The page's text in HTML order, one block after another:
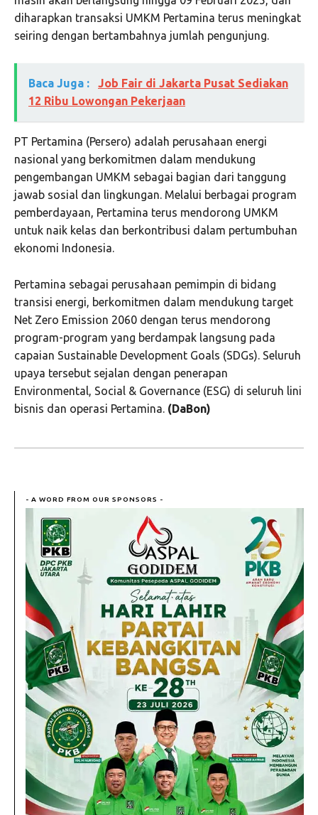
diharapkan transaksi UMKM Pertamina terus meningkat
seiring dengan bertambahnya jumlah pengunjung.
Baca Juga :
Job Fair di Jakarta Pusat Sediakan
12 Ribu Lowongan Pekerjaan
PT Pertamina (Persero) adalah perusahaan energi
nasional yang berkomitmen dalam mendukung
pengembangan UMKM sebagai bagian dari tanggung
jawab sosial dan lingkungan. Melalui berbagai program
pemberdayaan, Pertamina terus mendorong UMKM
untuk naik kelas dan berkontribusi dalam pertumbuhan
ekonomi Indonesia.
Pertamina sebagai perusahaan pemimpin di bidang
transisi energi, berkomitmen dalam mendukung target
Net Zero Emission 2060 dengan terus mendorong
program-program yang berdampak langsung pada
capaian Sustainable Development Goals (SDGs). Seluruh
upaya tersebut sejalan dengan penerapan
Environmental, Social & Governance (ESG) di seluruh lini
bisnis dan operasi Pertamina. (DaBon)
- A WORD FROM OUR SPONSORS -